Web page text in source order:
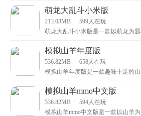
个小
萌龙大乱斗小米版
213.03MB 599 人在玩
萌龙大乱斗小米版是一款以萌龙为
玩家
模拟山羊年度版
536.82MB 658 人在玩
模拟山羊年度版是一款趣味十足的
实
模拟山羊mmo中文版
536.82MB 594 人在玩
模拟山羊mmo中文版是一款以山羊